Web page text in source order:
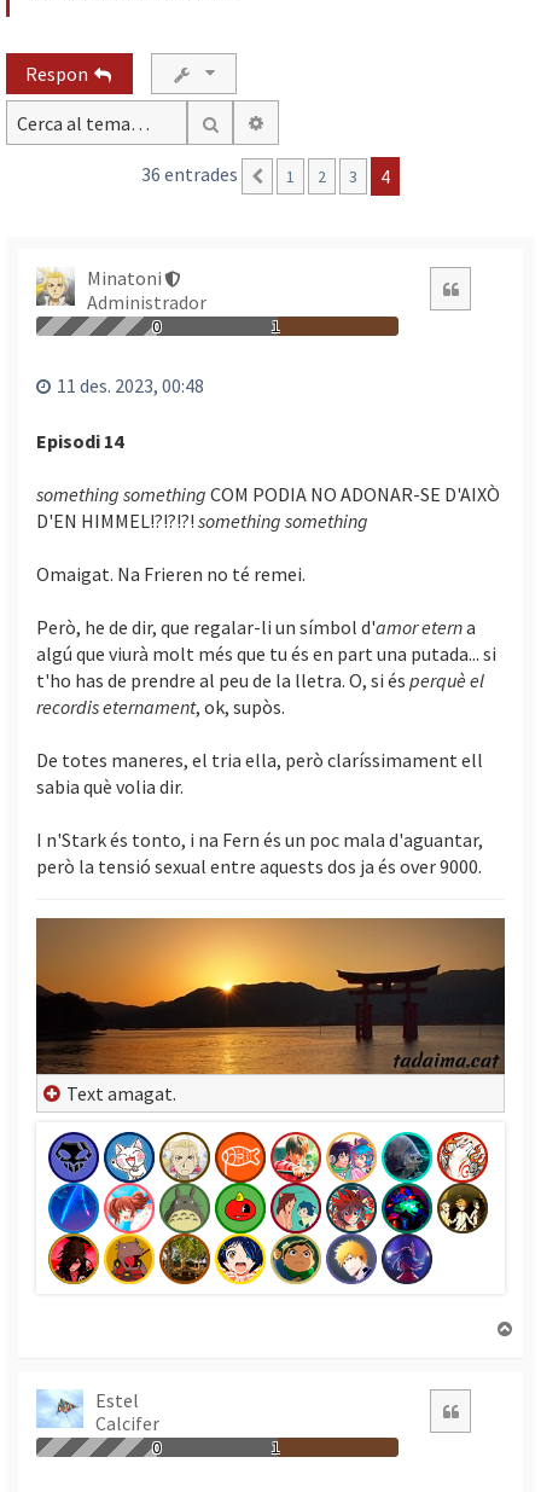
Respon
Cerca
36 entrades Anterior
1 2 3 4
Minatoni
Administrador
0 1
11 des. 2023, 00:48
Episodi 14
something something COM PODIA NO ADONAR-SE D'AIXÒ
D'EN HIMMEL!?!?!?! something something
Omaigat. Na Frieren no té remei.
Però, he de dir, que regalar-li un símbol d'amor eterna
algú que viurà molt més que tu és en part una putada... si
t'ho has de prendre al peu de la lletra. O, si és perquè el
recordis eternament, ok, supòs.
De totes maneres, el tria ella, però claríssimament ell
sabia què volia dir.
I n'Stark és tonto, i na Fern és un poc mala d'aguantar,
però la tensió sexual entre aquests dos ja és over 9000.
Text amagat.
Estel
Calcifer
0 1